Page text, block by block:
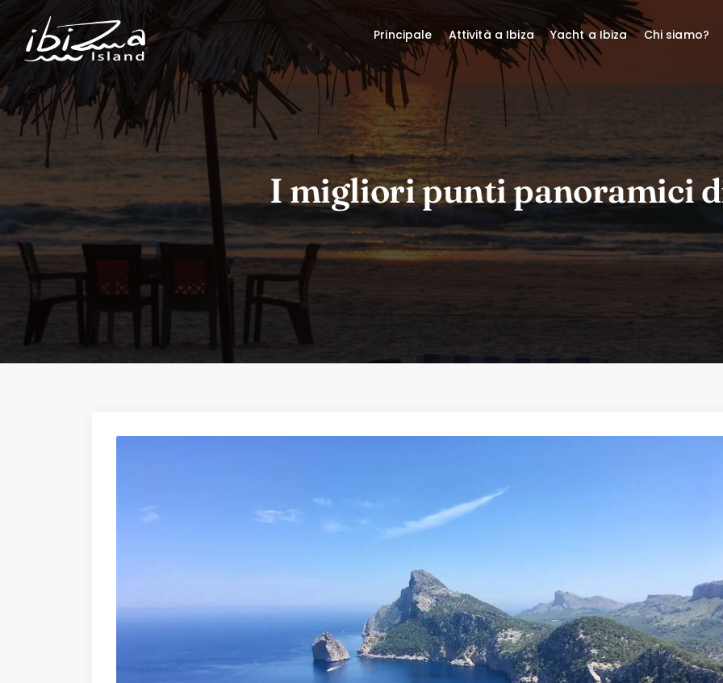
I migliori punti panoramici
Principale Attività a Ibiza Yacht a Ibiza Chi siamo?